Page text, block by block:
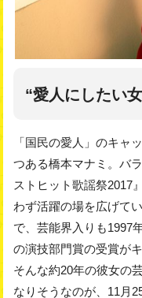
“愛人にしたい
「国民の愛人」のキャ
つある橋本マナミ。バ
ストヒット歌謡祭2017
わず活躍の場を広げて
で、芸能界入りも1997
の演技部門賞の受賞がキ
そんな約20年の彼女の
なりそうなのが、11月